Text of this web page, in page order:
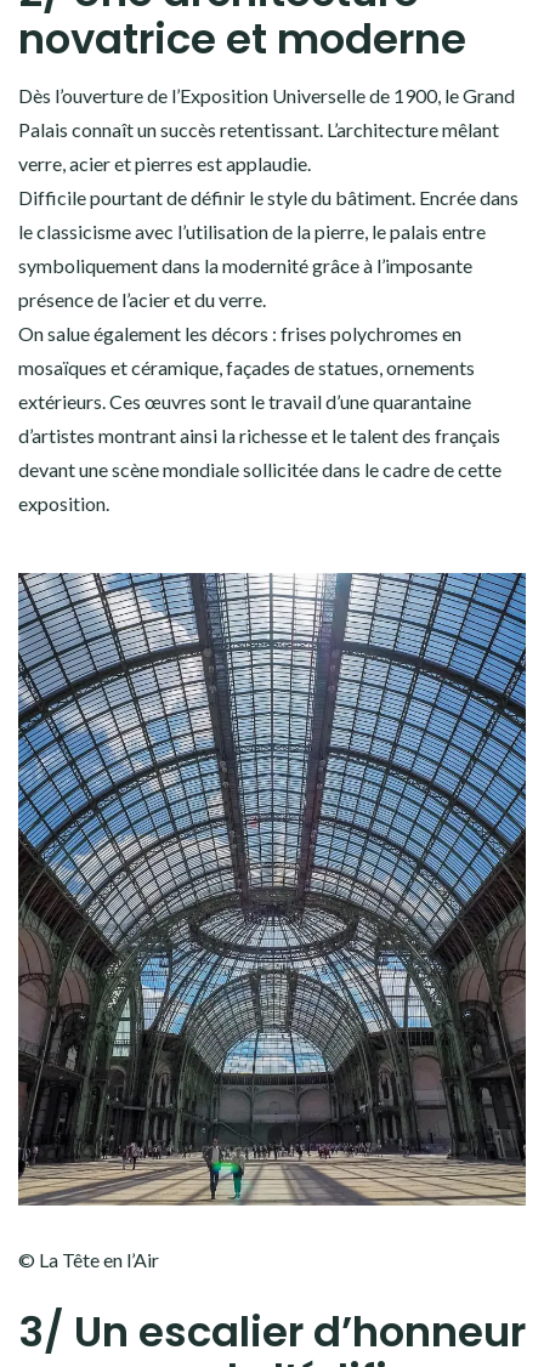
novatrice et moderne
Dès l’ouverture de l’Exposition Universelle de 1900, le Grand
Palais connaît un succès retentissant. L’architecture mêlant
verre, acier et pierres est applaudie.
Difficile pourtant de définir le style du bâtiment. Encrée dans
le classicisme avec l’utilisation de la pierre, le palais entre
symboliquement dans la modernité grâce à l’imposante
présence de l’acier et du verre.
On salue également les décors : frises polychromes en
mosaïques et céramique, façades de statues, ornements
extérieurs. Ces œuvres sont le travail d’une quarantaine
d’artistes montrant ainsi la richesse et le talent des français
devant une scène mondiale sollicitée dans le cadre de cette
exposition.
© La Tête en l’Air
3/ Un escalier d’honneur